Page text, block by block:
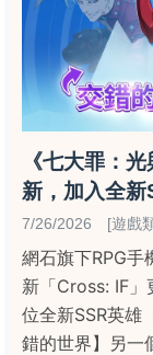
《七大罪：
新，加入全
7/26/2026 [遊戲
網石旗下RPG手
新「Cross: IF
位全新SSR英雄
錯的世界】另一